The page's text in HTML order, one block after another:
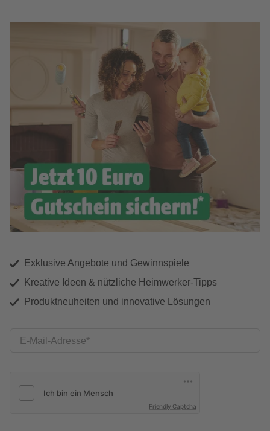
Exklusive Angebote und Gewinnspiele
Kreative Ideen & nützliche Heimwerker-Tipps
Produktneuheiten und innovative Lösungen
E-Mail-Adresse
Friendly Captcha